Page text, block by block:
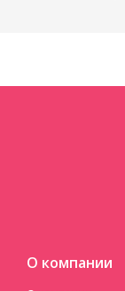
О компании